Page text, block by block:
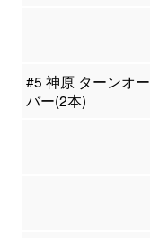
#5 神原 ターンオー
バー(2本)